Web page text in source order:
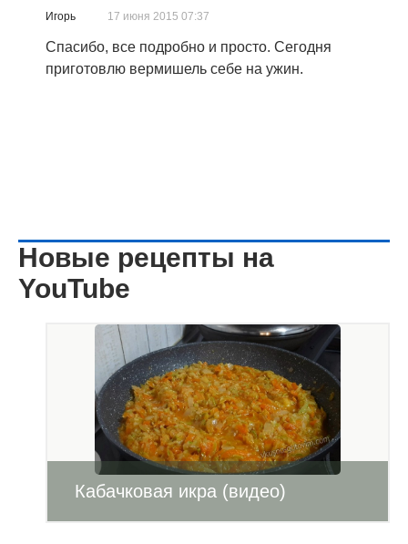
Игорь 17 июня 2015 07:37
Спасибо, все подробно и просто. Сегодня
приготовлю вермишель себе на ужин.
Новые рецепты на
YouTube
Кабачковая икра (видео)